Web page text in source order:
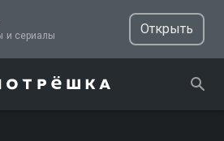
ТВ, фильмы и сериалы
Открыть